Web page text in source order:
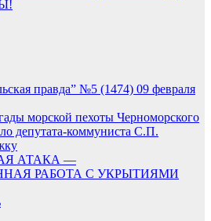
правда” №5 (1474) 09 февраля
морской пехоты Черноморского
депутата-коммуниста С.П.
АТАКА —
РАБОТА С УКРЫТИЯМИ